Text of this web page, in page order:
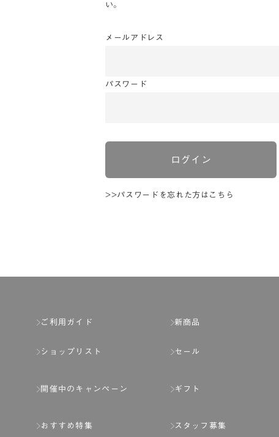
い。
メールアドレス
パスワード
ログイン
>>パスワードを忘れた方はこちら
ご利用ガイド
ショップリスト
開催中のキャンペーン
おすすめ特集
新商品
セール
ギフト
スタッフ募集